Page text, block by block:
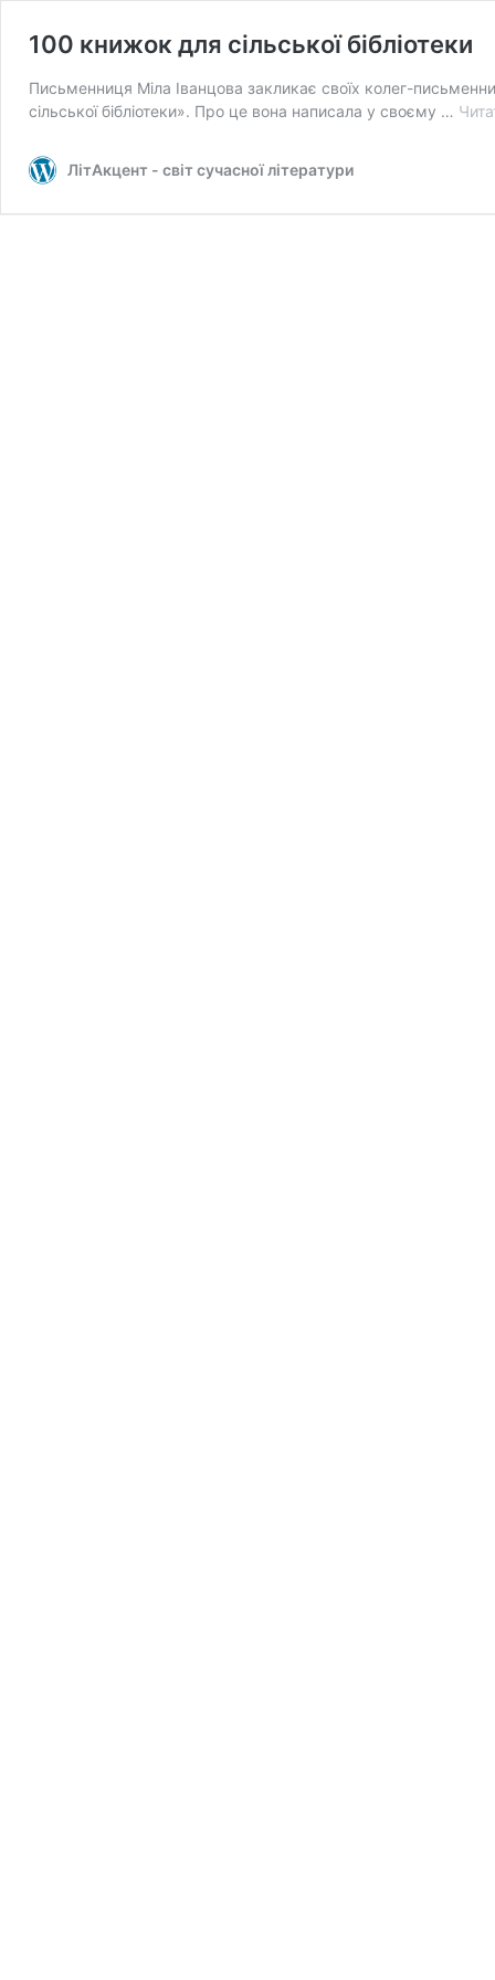
100 книжок для сільської бібліотеки
Письменниця Міла Іванцова закликає своїх колег-
сільської бібліотеки». Про це вона написала у своєму …
ЛітАкцент - світ сучасної літератури